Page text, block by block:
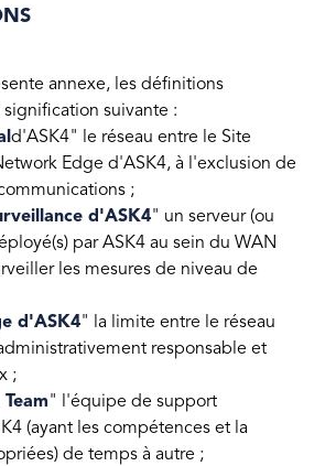
annexe, les définitions
signification suivante :
d'ASK4" le réseau entre le Site
Edge d'ASK4, à l'exclusion de
;
d'ASK4" un serveur (ou
par ASK4 au sein du WAN
les mesures de niveau de
d'ASK4" la limite entre le réseau
responsable et
;
" l'équipe de support
(ayant les compétences et la
de temps à autre ;